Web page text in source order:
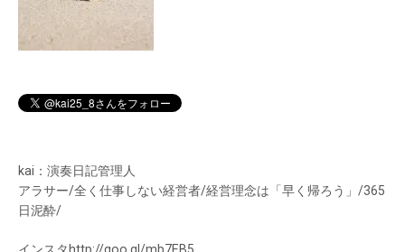
kai：演奏日記管理人
アラサー/全く仕事しない経営者/経営理念は「早く帰ろう」/365
日泥酔/